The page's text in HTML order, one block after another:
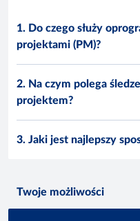
1. Do czego służy
projektami (PM)?
2. Na czym polega
projektem?
3. Jaki jest najlepszy
Twoje możliwości